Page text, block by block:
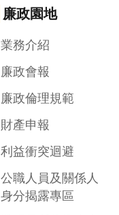
廉政園地
業務介紹
廉政會報
廉政倫理規範
財產申報
利益衝突迴避
公職人員及關係人
身分揭露專區